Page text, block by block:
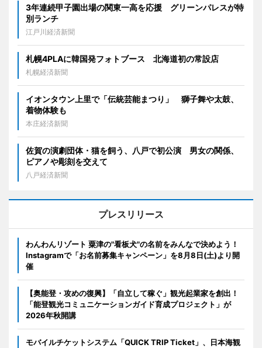
3年連続甲子園出場の関東一高を応援 グリーンパレスが特
別ランチ
江戸川経済新聞
札幌4PLAに韓国発フォトブース 北海道初の常設店
札幌経済新聞
イオンタウン上里で「伝統芸能まつり」 獅子舞や太鼓、
着物体験も
本庄経済新聞
佐賀の演劇団体・猫を飼う、八戸で初公演 男女の関係、
ピアノや彫刻を交えて
八戸経済新聞
プレスリリース
わんわんリゾート 粟津の"看板犬"の名前をみんなで決めよう！
Instagramで「お名前募集キャンペーン」を8月8日(土)より開
催
【奥能登・攻めの復興】「自立して稼ぐ」観光起業家を創出！
「能登観光コミュニケーションガイド育成プロジェクト」が
2026年秋開講
モバイルチケットシステム「QUICK TRIP Ticket」、日本海観